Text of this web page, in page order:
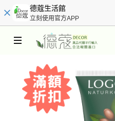
德蔻生活館
立刻使用官方APP